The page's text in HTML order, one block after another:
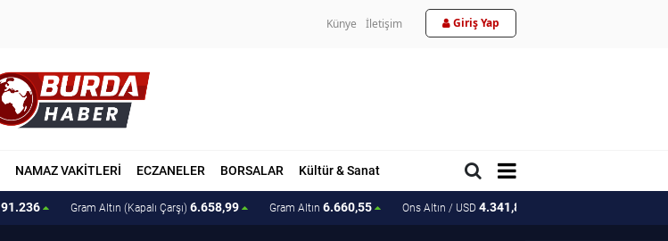
Künye İletişim Giriş Yap
NAMAZ VAKİTLERİ ECZANELER BORSALAR Kültür & Sanat
91.236 Gram Altın (Kapalı Çarşı) 6.658,99 Gram Altın 6.660,55 Ons Altın / USD 4.341,81